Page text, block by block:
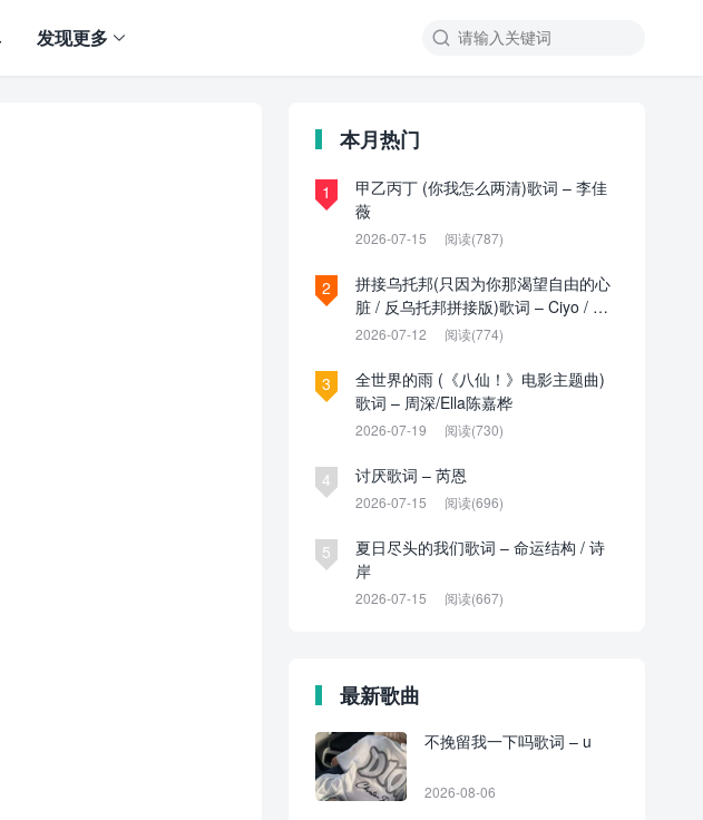

发现更多
本月热门
1
甲乙丙丁 (你我怎么两清)歌词 – 李佳
薇
2026-07-15 阅读(787)
2
拼接乌托邦(只因为你那渴望自由的心
脏 / 反乌托邦拼接版)歌词 – Ciyo / 见
过夏天P / 乌托邦P
2026-07-12 阅读(774)
3
全世界的雨 (《八仙！》电影主题曲)
歌词 – 周深/Ella陈嘉桦
2026-07-19 阅读(730)
4 讨厌歌词 – 芮恩
2026-07-15 阅读(696)
5
夏日尽头的我们歌词 – 命运结构 / 诗
岸
2026-07-15 阅读(667)
最新歌曲
不挽留我一下吗歌词 – u
2026-08-06